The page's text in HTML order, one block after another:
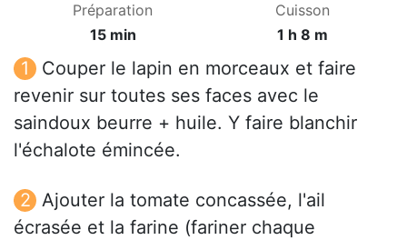
Préparation
15 min
Cuisson
1 h 8 m
Couper le lapin en morceaux et faire
revenir sur toutes ses faces avec le
saindoux beurre + huile. Y faire blanchir
l'échalote émincée.
Ajouter la tomate concassée, l'ail
écrasée et la farine (fariner chaque